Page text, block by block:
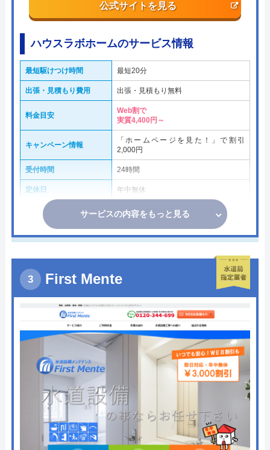
公式サイトを見る
ハウスラボホームのサービス情報
最短駆けつけ時間 最短20分
出張・見積もり費用 出張・見積もり無料
料金目安
Web割で
実質4,400円～
キャンペーン情報
「ホームページを見た！」で割引
2,000円
受付時間 24時間
定休日 年中無休
サービスの内容をもっと見る
First Mente